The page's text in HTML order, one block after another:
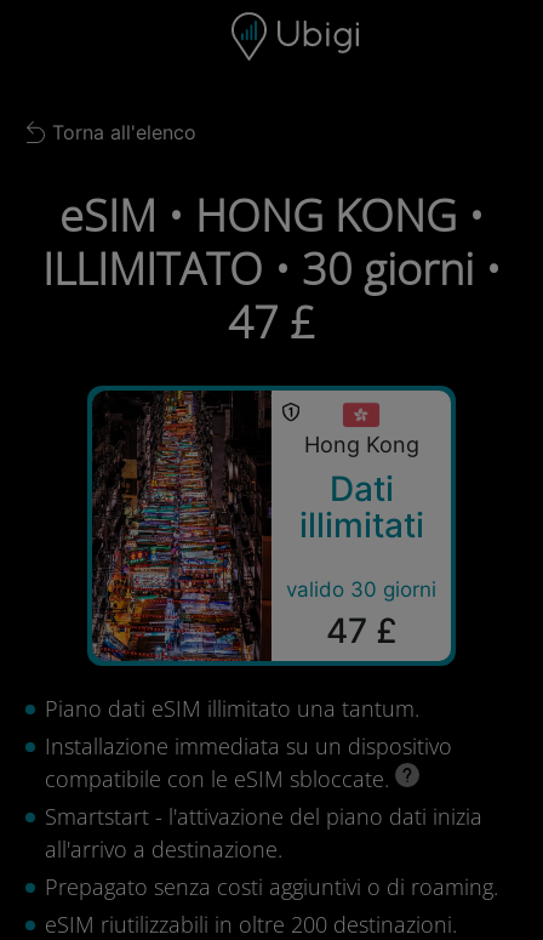
Barra di navigazione
Back to list
Torna all'elenco
eSIM • HONG KONG •
ILLIMITATO • 30 giorni •
47 £
Hong Kong
Dati
illimitati
valido 30 giorni
47 £
Piano dati eSIM illimitato una tantum.
Installazione immediata su un dispositivo
compatibile con le eSIM sbloccate.
Smartstart - l'attivazione del piano dati inizia
all'arrivo a destinazione.
Prepagato senza costi aggiuntivi o di roaming.
eSIM riutilizzabili in oltre 200 destinazioni.